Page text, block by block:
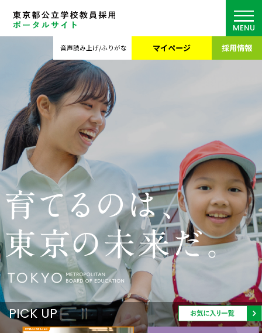
音声読み上げ/ふりがな マイページ 採用情報
MENU
PICK UP